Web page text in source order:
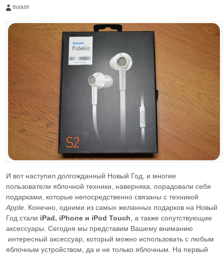
Ihitklif
И вот наступил долгожданный Новый Год, и многие
пользователи яблочной техники, наверняка, порадовали себя
подарками, которые непосредственно связаны с техникой
Apple . Конечно, одними из самых желанных подарков на Новый
Год стали iPad, iPhone и iPod Touch , а также сопутствующие
аксессуары. Сегодня мы представим Вашему вниманию
интересный аксессуар, который можно использовать с любым
яблочным устройством, да и не только яблочным. На первый